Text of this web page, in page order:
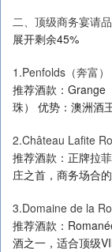
二、顶级商务宴请
展开剩余45%
1.Penfolds（奔富
推荐酒款：Grange
珠） 优势：澳洲酒
2.Château Lafite
推荐酒款：正牌拉
庄之首，商务场合的
3.Domaine de la
推荐酒款：
酒之一，适合顶级